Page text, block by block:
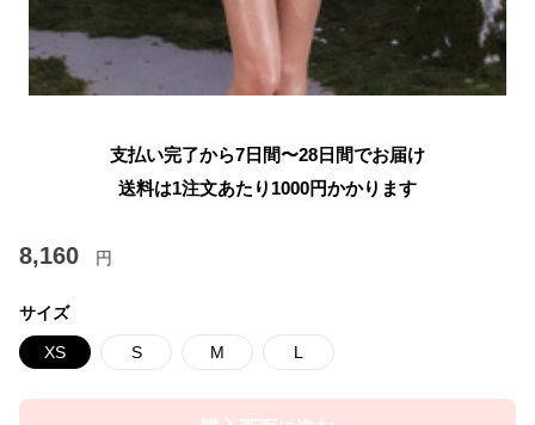
支払い完了から7日間〜28日間でお届け
送料は1注文あたり 1000円かかります
8,160 円
サイズ
XS S M L